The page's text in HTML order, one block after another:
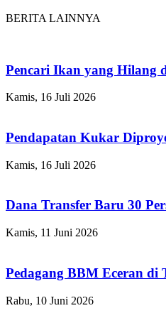
BERITA LAINNYA
Pencari Ikan yang Hilang
Kamis, 16 Juli 2026
Pendapatan Kukar
Kamis, 16 Juli 2026
Dana Transfer Baru 30
Kamis, 11 Juni 2026
Pedagang BBM Eceran
Rabu, 10 Juni 2026